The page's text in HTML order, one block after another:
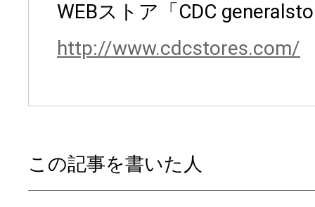
WEBストア「CDC
http://www.cdcstores.com/
この記事を書いた人